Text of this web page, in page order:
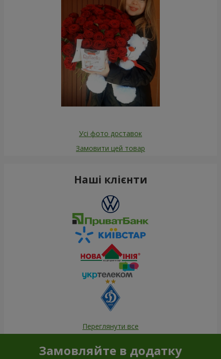
Усі фото доставок
Замовити цей товар
Наші клієнти
Переглянути все
Замовляйте в додатку